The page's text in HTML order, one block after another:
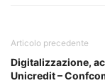
Articolo precedente
Digitalizzazione,
Unicredit –